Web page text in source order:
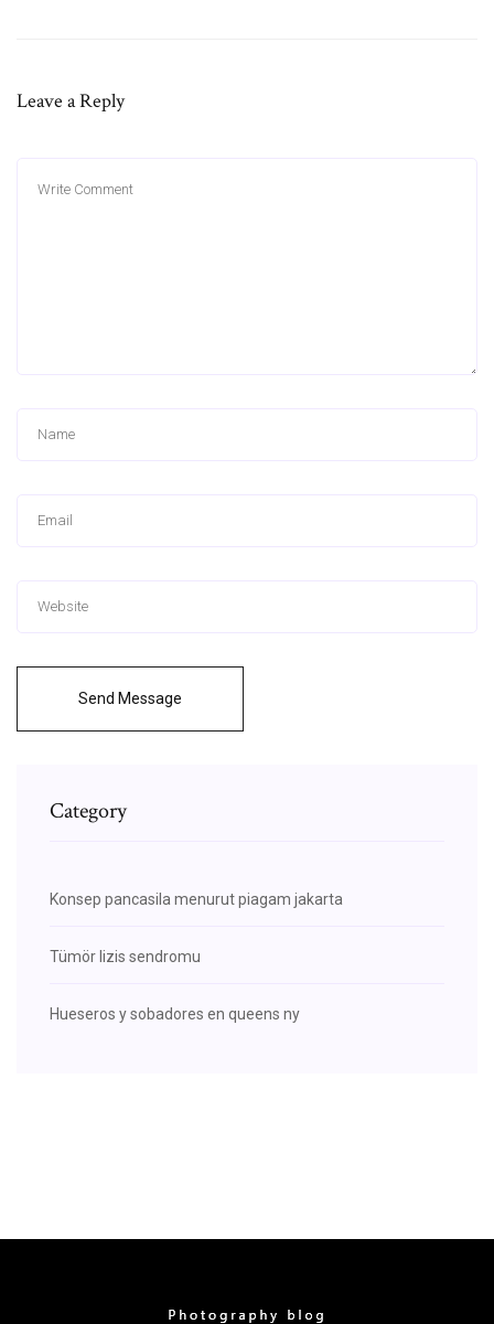
Leave a Reply
Send Message
Category
Konsep pancasila menurut piagam jakarta
Tümör lizis sendromu
Hueseros y sobadores en queens ny